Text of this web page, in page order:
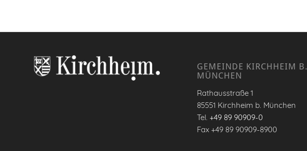
GEMEINDE KIRCHHEIM B.
MÜNCHEN
Rathausstraße 1
85551 Kirchheim b. München
Tel. +49 89 90909-0
Fax +49 89 90909-8900